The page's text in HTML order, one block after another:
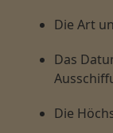
Die Art
Das
Die